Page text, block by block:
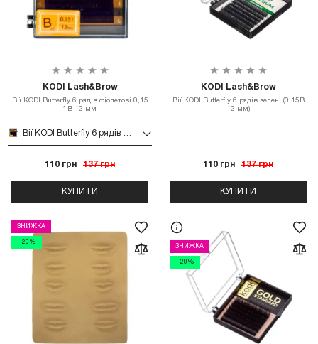
KODI Lash&Brow
Вії KODI Butterfly 6 рядів фіолетові 0,15
* B 12 мм
110 грн 137 грн
КУПИТИ
KODI Lash&Brow
Вії KODI Butterfly 6 рядів зелені (0.15B
12 мм)
110 грн 137 грн
КУПИТИ
ЗНИЖКА
- 20%
ЗНИЖКА
- 20%